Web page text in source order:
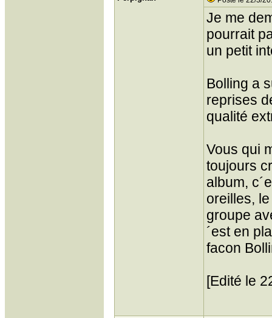
Je me
pourrait
un petit
Bolling a
reprises
qualité
Vous qui
toujours
album,
oreilles,
groupe
´est en
facon
[Edité le